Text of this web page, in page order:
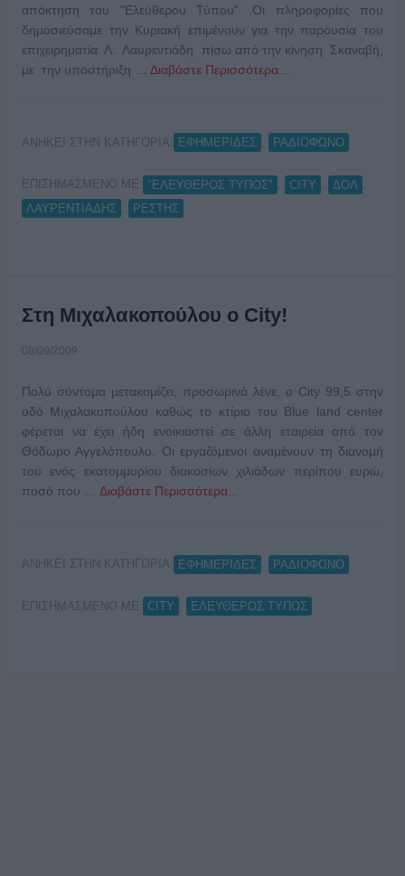
απόκτηση του "Ελεύθερου Τύπου" .Οι πληροφορίες που
δημοσιεύσαμε την Κυριακή επιμένουν για την παρουσία του
επιχειρηματία Λ. Λαυρεντιάδη πίσω από την κίνηση Σκαναβή,
με την υποστήριξη … Διαβάστε Περισσότερα...
ΑΝΗΚΕΙ ΣΤΗΝ ΚΑΤΗΓΟΡΙΑ: ΕΦΗΜΕΡΙΔΕΣ ΡΑΔΙΟΦΩΝΟ
ΕΠΙΣΗΜΑΣΜΕΝΟ ΜΕ: "ΕΛΕΥΘΕΡΟΣ ΤΥΠΟΣ" CITY ΔΟΛ
ΛΑΥΡΕΝΤΙΑΔΗΣ
ΡΕΣΤΗΣ
Στη Μιχαλακοπούλου ο City!
08/09/2009
Πολύ σύντομα μετακομίζει, προσωρινά λένε, ο City 99,5 στην
οδό Μιχαλακοπούλου καθώς το κτίριο του Blue land center
φέρεται να έχει ήδη ενοικιαστεί σε άλλη εταιρεία από τον
Θόδωρο Αγγελόπουλο. Οι εργαζόμενοι αναμένουν τη διανομή
του ενός εκατομμυρίου διακοσίων χιλιάδων περίπου ευρώ,
ποσό που … Διαβάστε Περισσότερα...
ΑΝΗΚΕΙ ΣΤΗΝ ΚΑΤΗΓΟΡΙΑ: ΕΦΗΜΕΡΙΔΕΣ ΡΑΔΙΟΦΩΝΟ
ΕΠΙΣΗΜΑΣΜΕΝΟ ΜΕ: CITY ΕΛΕΥΘΕΡΟΣ ΤΥΠΟΣ